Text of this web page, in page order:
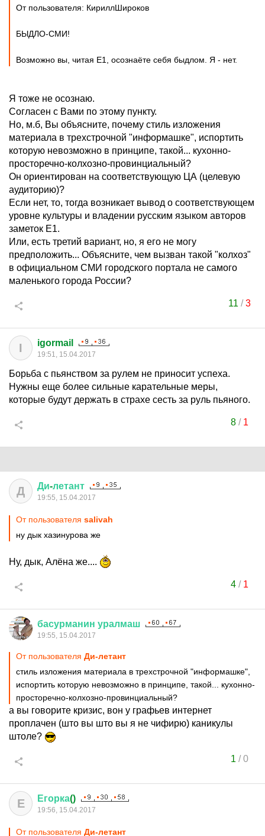
От пользователя: КириллШироков
БЫДЛО-СМИ!
Возможно вы, читая Е1, осознаёте себя быдлом. Я - нет.
Я тоже не осознаю.
Согласен с Вами по этому пункту.
Но, м.б, Вы объясните, почему стиль изложения
материала в трехстрочной "информашке", испортить
которую невозможно в принципе, такой... кухонно-
просторечно-колхозно-провинциальный?
Он ориентирован на соответствующую ЦА (целевую
аудиторию)?
Если нет, то, тогда возникает вывод о соответствующем
уровне культуры и владении русским языком авторов
заметок Е1.
Или, есть третий вариант, но, я его не могу
предположить... Объясните, чем вызван такой "колхоз"
в официальном СМИ городского портала не самого
маленького города России?
11 /3
I igormail
19:51, 15.04.2017
Борьба с пьянством за рулем не приносит успеха.
Нужны еще более сильные карательные меры,
которые будут держать в страхе сесть за руль пьяного.
8/ 1
Д Ди-летант
19:55, 15.04.2017
От пользователя salivah
ну дык хазинурова же
Ну, дык, Алёна же....
4/ 1
басурманин уралмаш
19:55, 15.04.2017
От пользователя Ди-летант
стиль изложения материала в трехстрочной "информашке",
испортить которую невозможно в принципе, такой... кухонно-
просторечно-колхозно-провинциальный?
а вы говорите кризис, вон у графьев интернет
проплачен (што вы што вы я не чифирю) каникулы
штоле?
1 /0
Е Егорка()
19:56, 15.04.2017
От пользователя Ди-летант